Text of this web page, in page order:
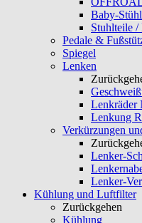
Baby-
Stuhlteile /
Pedale &
Spiegel
Lenken
Lenkräder
Lenkung
Verkürzungen
Lenker-
Lenker-
Kühlung und Luftfilter
Zurückgehen
Kühlung